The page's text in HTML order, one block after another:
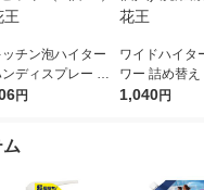
ッチン泡ハイター
ディスプレー 付
400mL 1セット
円
ワイドハイタ
ワー 詰め替
1セット（2個入)
1,040円